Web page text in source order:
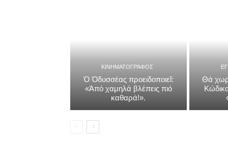
ΚΙΝΗΜΑΤΟΓΡΆΦΟΣ
Ὁ Ὀδυσσέας προειδοποιεῖ:
«Ἀπό χαμηλά βλέπεις πιό
καθαρά!».
Θά